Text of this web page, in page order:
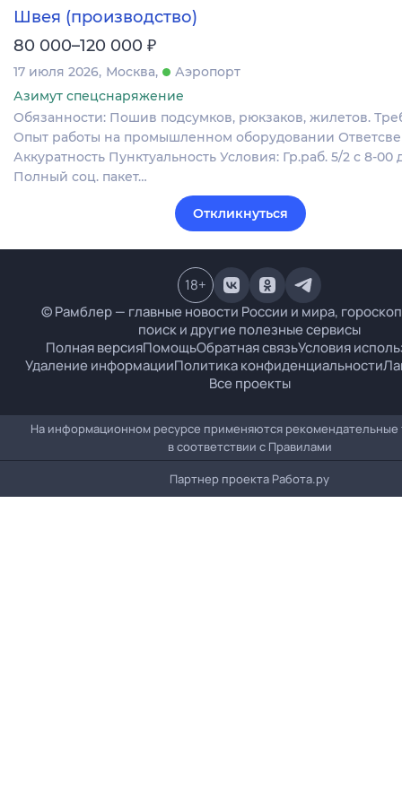
Швея (производство)
80 000–120 000 ₽
17 июля 2026 Москва
Аэропорт
Азимут спецснаряжение
Обязанности: Пошив подсумков, рюкзаков, жилетов.
Опыт работы на промышленном оборудовании
Аккуратность Пунктуальность Условия: Гр.раб. 5/2 с 8-00
Полный соц. пакет…
Откликнуться
© Рамблер — главные новости России и мира,
поиск и другие полезные сервисы
Полная версияПомощьОбратная связьУсловия
Удаление информацииПолитика конфиденциальности
Все проекты
18+
На информационном ресурсе применяются рекомендательные
в соответствии с Правилами
Партнер проекта Работа.ру